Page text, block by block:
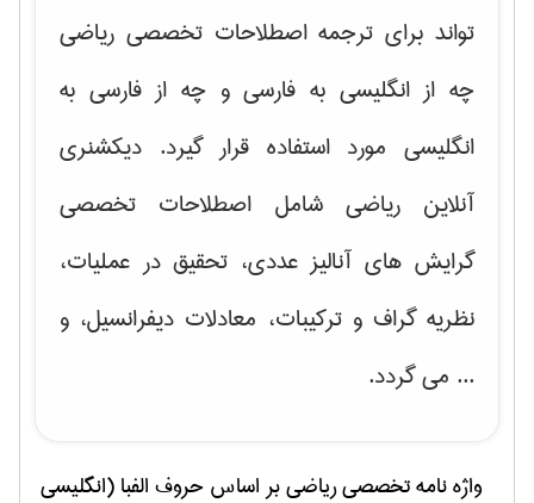
تواند برای ترجمه اصطلاحات تخصصی ریاضی
چه از انگلیسی به فارسی و چه از فارسی به
انگلیسی مورد استفاده قرار گیرد. دیکشنری
آنلاین ریاضی شامل اصطلاحات تخصصی
گرایش های آنالیز عددی، تحقیق در عملیات،
نظریه گراف و تركیبات، معادلات دیفرانسیل، و
... می گردد.
واژه نامه تخصصیرياضیبر اساس حروف الفبا (انگلیسی